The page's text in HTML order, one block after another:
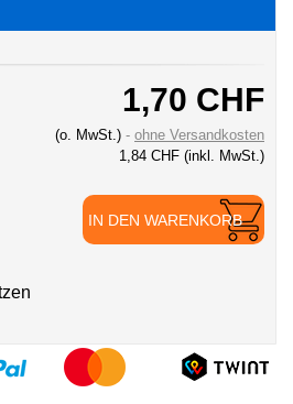
1,70 CHF
(o. MwSt.)
ohne Versandkosten
1,84 CHF (inkl. MwSt.)
IN DEN WARENKORB